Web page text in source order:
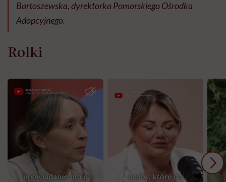
Bartoszewska, dyrektorka Pomorskiego Ośrodka
Adopcyjnego.
Rolki